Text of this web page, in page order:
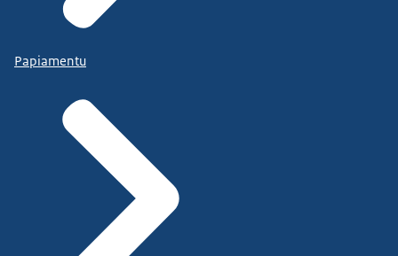
Papiamentu